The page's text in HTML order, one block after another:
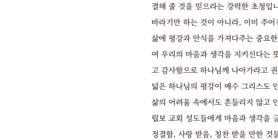
결해 줄 것을 믿으라는 강력한 초청입
바라기만 하는 것이 아니라, 이미 주
삶에 평강과 안식을 가져다주는 중요
여 우리의 마음과 생각을 지키신다는
고 감사함으로 하나님께 나아가라고
넓은 하나님의 평강이 예수 그리스도
삶의 어려움 속에서도 흔들리지 않고
립보 교회 성도들에게 마음과 생각을
정결함, 사랑 받음, 칭찬 받을 만한 것